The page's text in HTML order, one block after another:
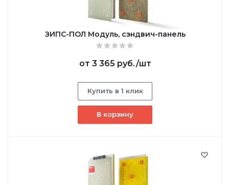
ЗИПС-ПОЛ Модуль, сэндвич-панель
от 3 365 руб./шт
Купить в 1 клик
В корзину